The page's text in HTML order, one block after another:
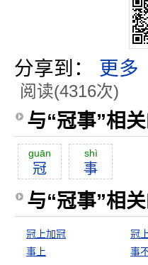
分享到： 更多
阅读(4316次)
与“冠事”相
guān
冠
shì
事
与“冠事”相
冠上加冠 冠
事上
事